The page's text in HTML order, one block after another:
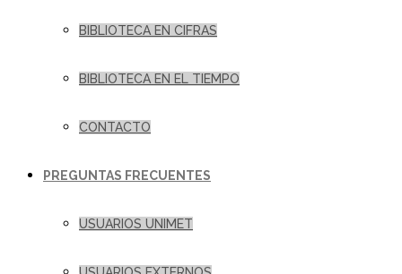
BIBLIOTECA EN CIFRAS
BIBLIOTECA EN EL TIEMPO
CONTACTO
PREGUNTAS FRECUENTES
USUARIOS UNIMET